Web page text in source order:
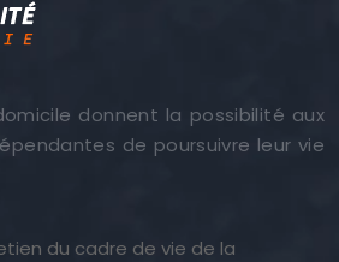
donnent la possibilité aux
de poursuivre leur vie
du cadre de vie de la